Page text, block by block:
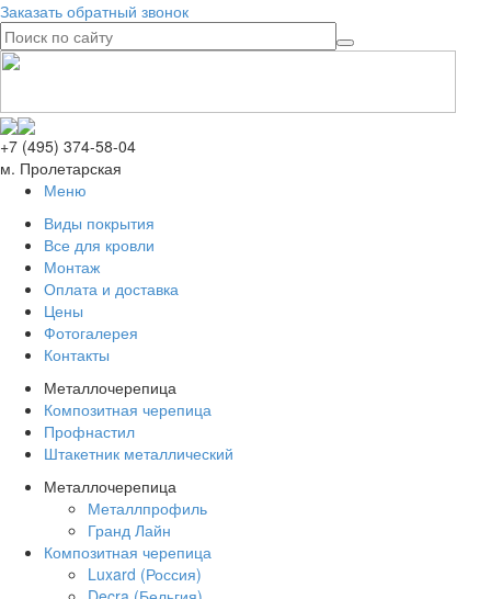
Заказать обратный звонок
+7 (495) 374-58-04
м. Пролетарская
Меню
Виды покрытия
Все для кровли
Монтаж
Оплата и доставка
Цены
Фотогалерея
Контакты
Металлочерепица
Композитная черепица
Профнастил
Штакетник металлический
Металлочерепица
Металлпрофиль
Гранд Лайн
Композитная черепица
Luxard (Россия)